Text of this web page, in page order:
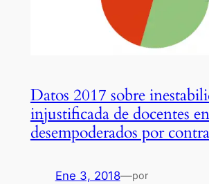
Datos 2017 sobre
injustificada de docentes
desempoderados por
Ene 3, 2018—por